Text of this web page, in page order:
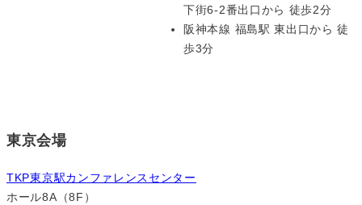
下街6-2番出口から 徒歩2分
阪神本線 福島駅 東出口から 徒
歩3分
東京会場
TKP東京駅カンファレンスセンター
ホール8A（8F）